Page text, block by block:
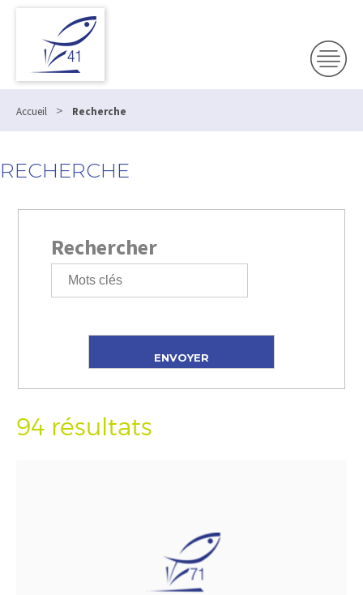
Accueil > Recherche
RECHERCHE
Rechercher
94 résultats